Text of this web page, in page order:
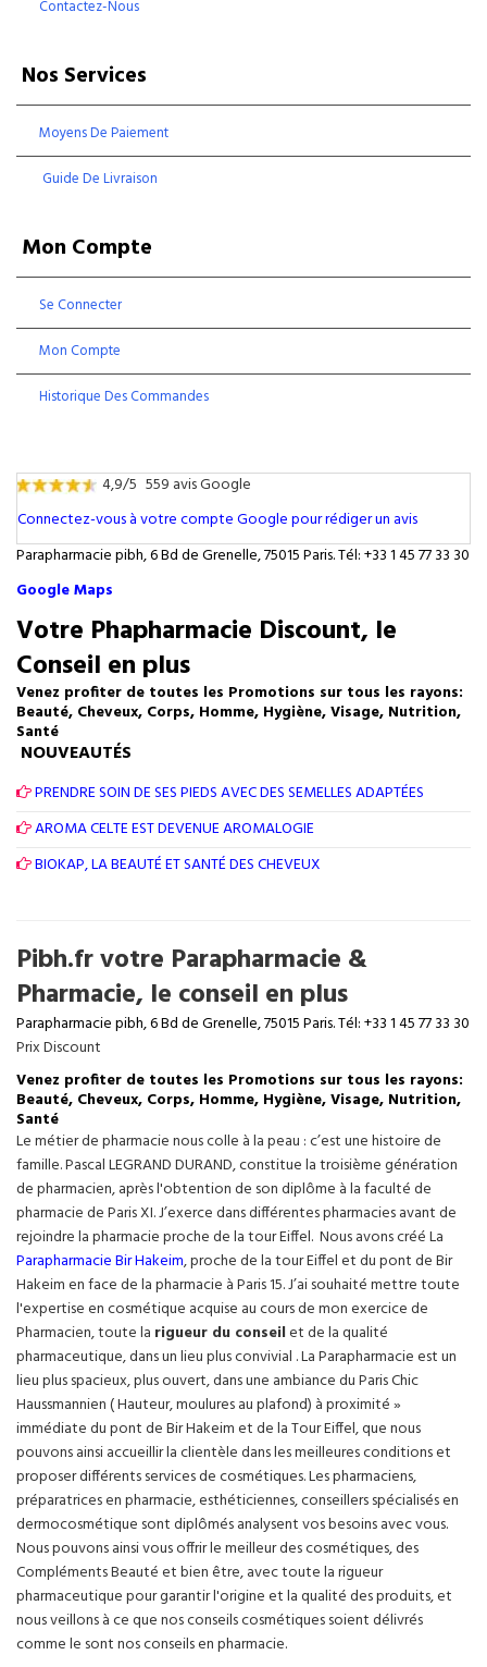
Contactez-Nous
Nos Services
Moyens De Paiement
Guide De Livraison
Mon Compte
Se Connecter
Mon Compte
Historique Des Commandes
4,9/5 559 avis Google
Connectez-vous à votre compte Google pour rédiger un avis
Parapharmacie pibh, 6 Bd de Grenelle, 75015 Paris. Tél: +33 1 45 77 33 30
Google Maps
Votre Phapharmacie Discount, le
Conseil en plus
Venez profiter de toutes les Promotions sur tous les rayons:
Beauté, Cheveux, Corps, Homme, Hygiène, Visage, Nutrition,
Santé
NOUVEAUTÉS
PRENDRE SOIN DE SES PIEDS AVEC DES SEMELLES ADAPTÉES
AROMA CELTE EST DEVENUE AROMALOGIE
BIOKAP, LA BEAUTÉ ET SANTÉ DES CHEVEUX
Pibh.fr votre Parapharmacie &
Pharmacie, le conseil en plus
Parapharmacie pibh, 6 Bd de Grenelle, 75015 Paris. Tél: +33 1 45 77 33 30
Prix Discount
Venez profiter de toutes les Promotions sur tous les rayons:
Beauté, Cheveux, Corps, Homme, Hygiène, Visage, Nutrition,
Santé
Le métier de pharmacie nous colle à la peau : c’est une histoire de
famille. Pascal LEGRAND DURAND, constitue la troisième génération
de pharmacien, après l'obtention de son diplôme à la faculté de
pharmacie de Paris XI. J’exerce dans différentes pharmacies avant de
rejoindre la pharmacie proche de la tour Eiffel. Nous avons créé La
Parapharmacie Bir Hakeim, proche de la tourEiffelet du pont de Bir
Hakeim en face de la pharmacie à Paris 15. J’ai souhaité mettre toute
l'expertise en cosmétique acquise au cours de mon exercice de
Pharmacien, toute la rigueur du conseilet de la qualité
pharmaceutique, dans un lieu plus convivial . La Parapharmacie est un
lieu plus spacieux, plus ouvert, dans une ambiance du Paris Chic
Haussmannien ( Hauteur, moulures au plafond) à proximité »
immédiate du pont de Bir Hakeim et de la Tour Eiffel, que nous
pouvons ainsi accueillir la clientèle dans les meilleures conditions et
proposer différents services de cosmétiques. Les pharmaciens,
préparatrices en pharmacie, esthéticiennes, conseillers spécialisés en
dermocosmétique sont diplômés analysent vos besoins avec vous.
Nous pouvons ainsi vous offrir le meilleur des cosmétiques, des
Compléments Beauté et bien être, avec toute la rigueur
pharmaceutique pour garantir l'origine et la qualité des produits, et
nous veillons à ce que nos conseils cosmétiques soient délivrés
comme le sont nos conseils en pharmacie.